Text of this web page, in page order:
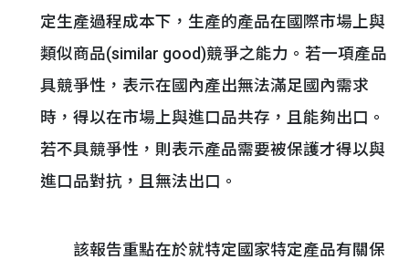
定生產過程成本下，生產的產品在國際市場上與
類似商品(similar good)競爭之能力。若一項產品
具競爭性，表示在國內產出無法滿足國內需求
時，得以在市場上與進口品共存，且能夠出口。
若不具競爭性，則表示產品需要被保護才得以與
進口品對抗，且無法出口。
該報告重點在於就特定國家特定產品有關保